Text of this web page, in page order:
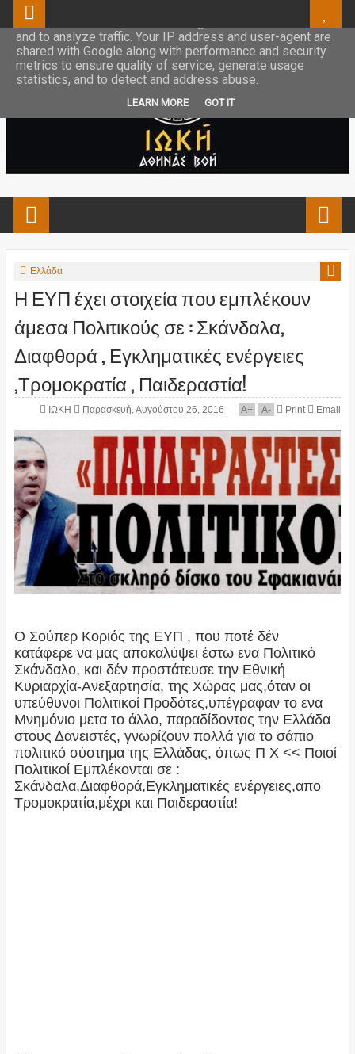
Ελλάδα
Η ΕΥΠ έχει στοιχεία που εμπλέκουν
άμεσα Πολιτικούς σε : Σκάνδαλα,
Διαφθορά , Εγκληματικές ενέργειες
,Τρομοκρατία , Παιδεραστία!
ΙΩΚΗ Παρασκευή, Αυγούστου 26, 2016 A+ A- Print Email
Ο Σούπερ Κοριός της ΕΥΠ , που ποτέ δέν
κατάφερε να μας αποκαλύψει έστω ενα Πολιτικό
Σκάνδαλο, και δέν προστάτευσε την Εθνική
Κυριαρχία-Ανεξαρτησία, της Χώρας μας,όταν οι
υπεύθυνοι Πολιτικοί Προδότες,υπέγραφαν το ενα
Μνημόνιο μετα το άλλο, παραδίδοντας την Ελλάδα
στους Δανειστές, γνωρίζουν πολλά για το σάπιο
πολιτικό σύστημα της Ελλάδας, όπως Π Χ << Ποιοί
Πολιτικοί Εμπλέκονται σε :
Σκάνδαλα,Διαφθορά,Εγκληματικές ενέργειες,απο
Τρομοκρατία,μέχρι και Παιδεραστία!
This site uses cookies from Google to deliver its services
and to analyze traffic. Your IP address and user-agent are
shared with Google along with performance and security
metrics to ensure quality of service, generate usage
statistics, and to detect and address abuse.
LEARN MORE GOT IT